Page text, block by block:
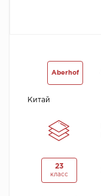
Aberhof
Китай
23
класс